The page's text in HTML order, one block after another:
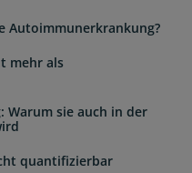
Autoimmunerkrankung?
mehr als
Warum sie auch in der
quantifizierbar